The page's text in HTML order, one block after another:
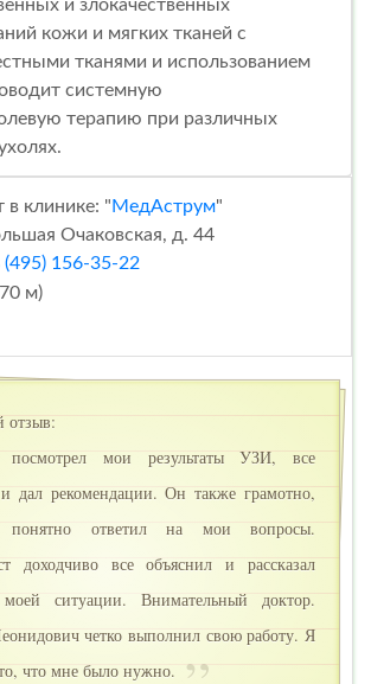
и злокачественных
кожи и мягких тканей с
тканями и использованием
системную
терапию при различных
в клинике: "МедАструм"
Очаковская, д. 44
(495) 156-35-22
м)
отзыв:
мои результаты УЗИ, все
и дал рекомендации. Он также грамотно,
ответил на мои вопросы.
доходчиво все объяснил и рассказал
ситуации. Внимательный доктор.
четко выполнил свою работу. Я
что мне было нужно.